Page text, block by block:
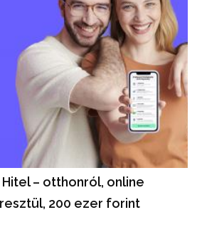
– otthonról, online
200 ezer forint